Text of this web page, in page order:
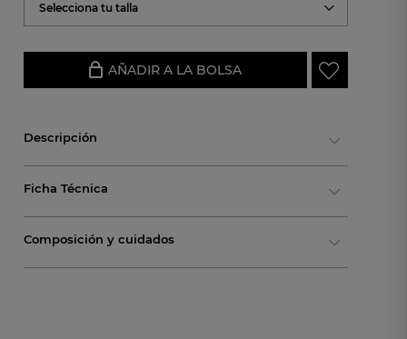
Selecciona tu talla
AÑADIR A LA BOLSA
Descripción
Ficha Técnica
Composición y cuidados